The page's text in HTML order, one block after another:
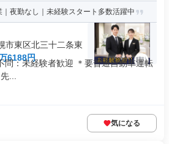
夜勤なし｜未経験スタート多数活躍中
市東区北三十二条東
6188円
問：未経験者歓迎 ＊要普通自動車運転
...
気になる